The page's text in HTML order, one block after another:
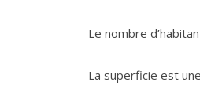
Le nombre
La superficie est